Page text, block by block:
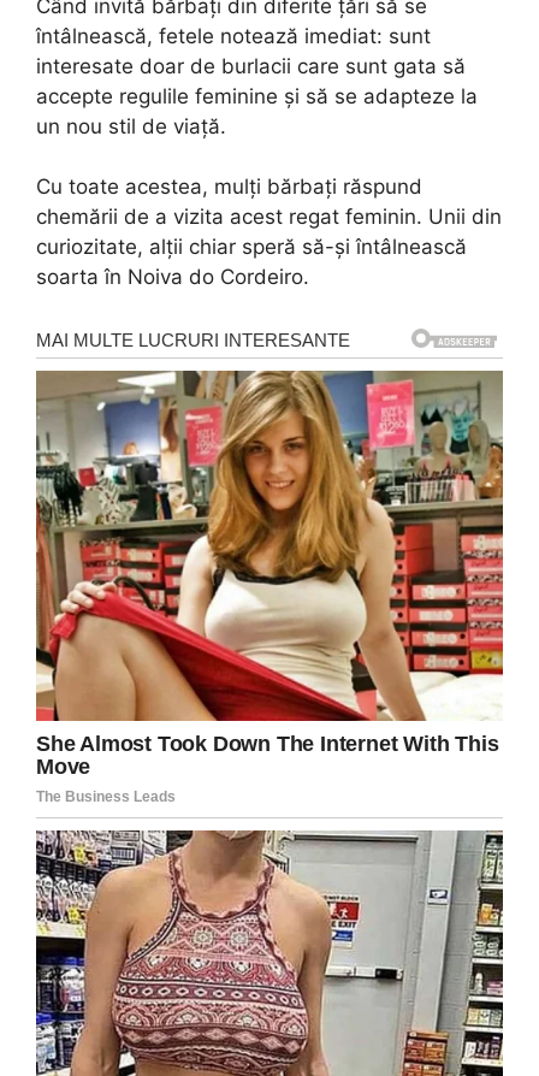
Când invită bărbați din diferite țări să se
întâlnească, fetele notează imediat: sunt
interesate doar de burlacii care sunt gata să
accepte regulile feminine și să se adapteze la
un nou stil de viață.
Cu toate acestea, mulți bărbați răspund
chemării de a vizita acest regat feminin. Unii din
curiozitate, alții chiar speră să-și întâlnească
soarta în Noiva do Cordeiro.